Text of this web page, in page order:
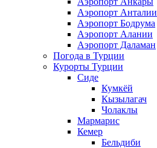
Аэропорт Анталии
Аэропорт Бодрума
Аэропорт Алании
Аэропорт Даламан
Погода в Турции
Курорты Турции
Сиде
Кумкёй
Кызылагач
Чолаклы
Мармарис
Кемер
Бельдиби